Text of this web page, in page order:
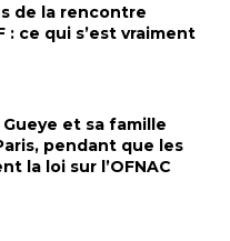
de la rencontre
: ce qui s’est vraiment
et sa famille
pendant que les
la loi sur l’OFNAC